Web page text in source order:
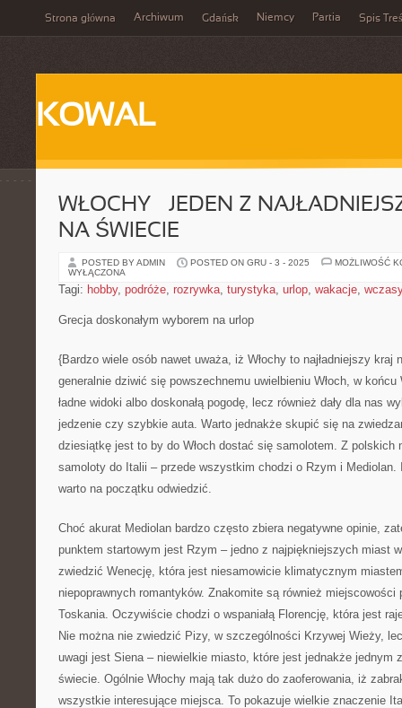
Strona główna Archiwum Gdańsk Niemcy Partia Spis
KOWAL
WŁOCHY – JEDEN Z
NA ŚWIECIE
POSTED BY ADMIN POSTED ON GRU - 3 - 2025
MOŻLIWOŚĆ
WYŁĄCZONA
Tagi: hobby, podróże, rozrywka, turystyka, urlop, wakacje,
Grecja doskonałym wyborem na urlop
{Bardzo wiele osób nawet uważa, iż Włochy to najładniejszy kraj
generalnie dziwić się powszechnemu uwielbieniu Włoch, w końcu
ładne widoki albo doskonałą pogodę, lecz również dały dla nas
jedzenie czy szybkie auta. Warto jednakże skupić się na
dziesiątkę jest to by do Włoch dostać się samolotem. Z polskich
samoloty do Italii – przede wszystkim chodzi o Rzym i Mediolan.
warto na początku odwiedzić.
Choć akurat Mediolan bardzo często zbiera negatywne opinie,
punktem startowym jest Rzym – jedno z najpiękniejszych miast
zwiedzić Wenecję, która jest niesamowicie klimatycznym
niepoprawnych romantyków. Znakomite są również miejscowości
Toskania. Oczywiście chodzi o wspaniałą Florencję, która jest
Nie można nie zwiedzić Pizy, w szczególności Krzywej Wieży,
uwagi jest Siena – niewielkie miasto, które jest jednakże jednym
świecie. Ogólnie Włochy mają tak dużo do zaoferowania, iż
wszystkie interesujące miejsca. To pokazuje wielkie znaczenie